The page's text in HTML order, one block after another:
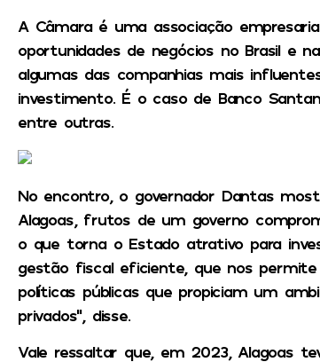
A Câmara é uma associação
oportunidades de negócios no Brasil e
algumas das companhias mais
investimento. É o caso de Banco
entre outras.
No encontro, o governador Dantas
Alagoas, frutos de um governo
o que torna o Estado atrativo para
gestão fiscal eficiente, que nos
políticas públicas que propiciam um
privados”, disse.
Vale ressaltar que, em 2023, Alagoas